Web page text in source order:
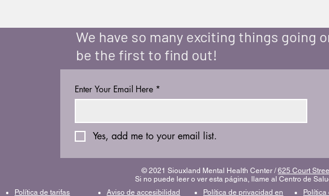
We have so many exciting things going
be the first to find out!
Enter Your Email Here *
Yes, add me to your email list.
© 2021 Siouxland Mental Health Center /625 Court
Si no puede leer o ver esta página, llame al Centro de
Política de tarifas
Aviso de accesibilidad Política de privacidad en Política